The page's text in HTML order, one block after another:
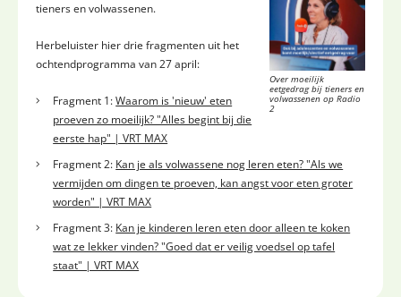
Over moeilijk
eetgedrag bij tieners en
volwassenen op Radio
2
tieners en volwassenen.
Herbeluister hier drie fragmenten uit het
ochtendprogramma van 27 april:
Fragment 1:Waarom is 'nieuw' eten
proeven zo moeilijk? "Alles begint bij die
eerste hap" | VRT MAX
Fragment 2: Kan je als volwassene nog leren eten? "Als we
vermijden om dingen te proeven, kan angst voor eten groter
worden" | VRT MAX
Fragment 3: Kan je kinderen leren eten door alleen te koken
wat ze lekker vinden? "Goed dat er veilig voedsel op tafel
staat" | VRT MAX